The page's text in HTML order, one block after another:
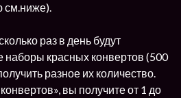
см.ниже).
раз в день будут
наборы красных конвертов (500
разное их количество.
вы получите от 1 до